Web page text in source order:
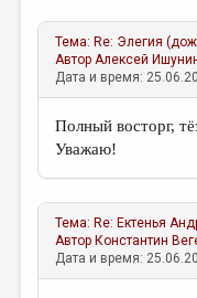
Тема:Re: Элегия
Автор Алексей
Дата и время:
Полный восторг,
Уважаю!
Тема:Re: Ектенья
АвторКонстантин
Дата и время: